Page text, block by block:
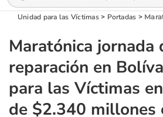
Unidad para las Víctimas> Portadas > Maratónica jornada de
Maratónica jornada
reparación en
para las Víctimas
de $2.340 millones